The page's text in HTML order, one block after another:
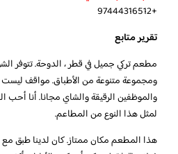
+97444316512
تقرير متابع
مطعم تركي جميل في قطر ، الدوحة. تتوفر
ومجموعة متنوعة من الأطباق. مواقف
والموظفين الرقيقة والشاي مجانا. أنا أحب
لمثل هذا النوع من المطاعم.
هذا المطعم مكان ممتاز. كان لدينا طبق مع